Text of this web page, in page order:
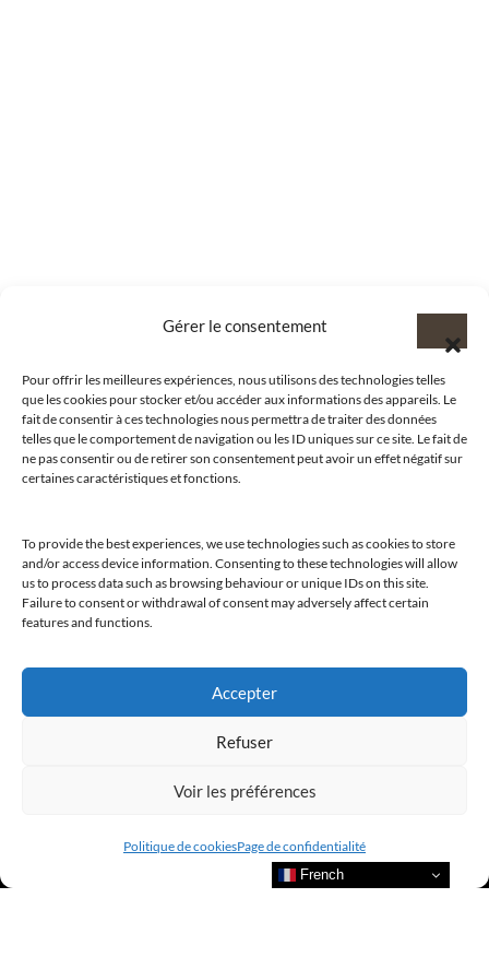
Gérer le consentement
Pour offrir les meilleures expériences, nous utilisons des technologies telles
que les cookies pour stocker et/ou accéder aux informations des appareils. Le
fait de consentir à ces technologies nous permettra de traiter des données
telles que le comportement de navigation ou les ID uniques sur ce site. Le fait de
ne pas consentir ou de retirer son consentement peut avoir un effet négatif sur
certaines caractéristiques et fonctions.
To provide the best experiences, we use technologies such as cookies to store
and/or access device information. Consenting to these technologies will allow
us to process data such as browsing behaviour or unique IDs on this site.
Failure to consent or withdrawal of consent may adversely affect certain
features and functions.
Accepter
Refuser
Voir les préférences
Politique de cookiesPage de confidentialité
@clubamilcar
LUXURY SELECTIONS BY CLUB AMILCAR
French